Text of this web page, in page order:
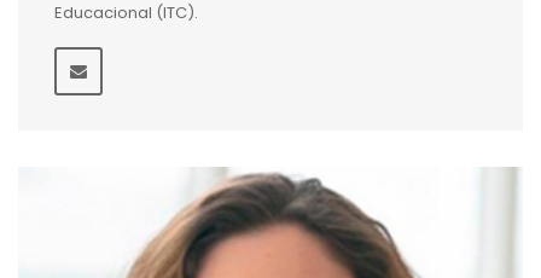
Educacional (ITC).